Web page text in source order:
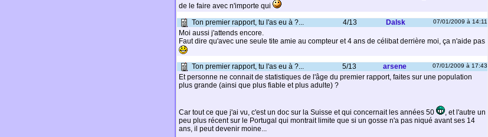
de le faire avec n'importe qui
Ton premier rapport, tu l'as eu à ?...
4/13 Dalsk 07/01/2009 à 14:11
Moi aussi j'attends encore.
Faut dire qu'avec une seule tite amie au compteur et 4 ans de célibat derrière moi, ça n'aide pas
Ton premier rapport, tu l'as eu à ?... 5/13 arsene 07/01/2009 à 17:43
Et personne ne connait de statistiques de l'âge du premier rapport, faites sur une population
plus grande (ainsi que plus fiable et plus adulte) ?
Car tout ce que j'ai vu, c'est un doc sur la Suisse et qui concernait les années 50
, et l'autre un
peu plus récent sur le Portugal qui montrait limite que si un gosse n'a pas niqué avant ses 14
ans, il peut devenir moine...